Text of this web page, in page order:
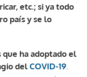
etc.; si ya todo
país y se lo
ha adoptado el
delCOVID-19